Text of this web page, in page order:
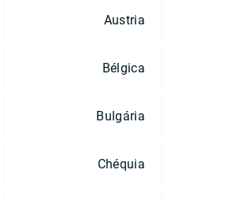
Austria
Bélgica
Bulgária
Chéquia